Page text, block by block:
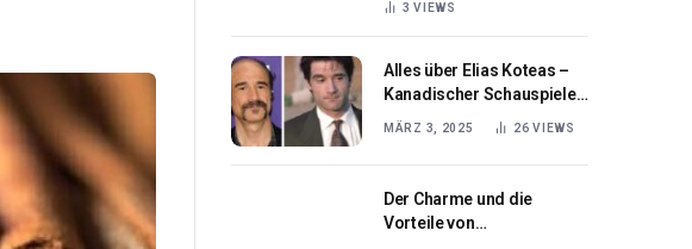
3VIEWS
Alles über Elias Koteas –
Kanadischer Schauspieler
im Porträt
MÄRZ 3, 2025 26VIEWS
Der Charme und die
Vorteile von